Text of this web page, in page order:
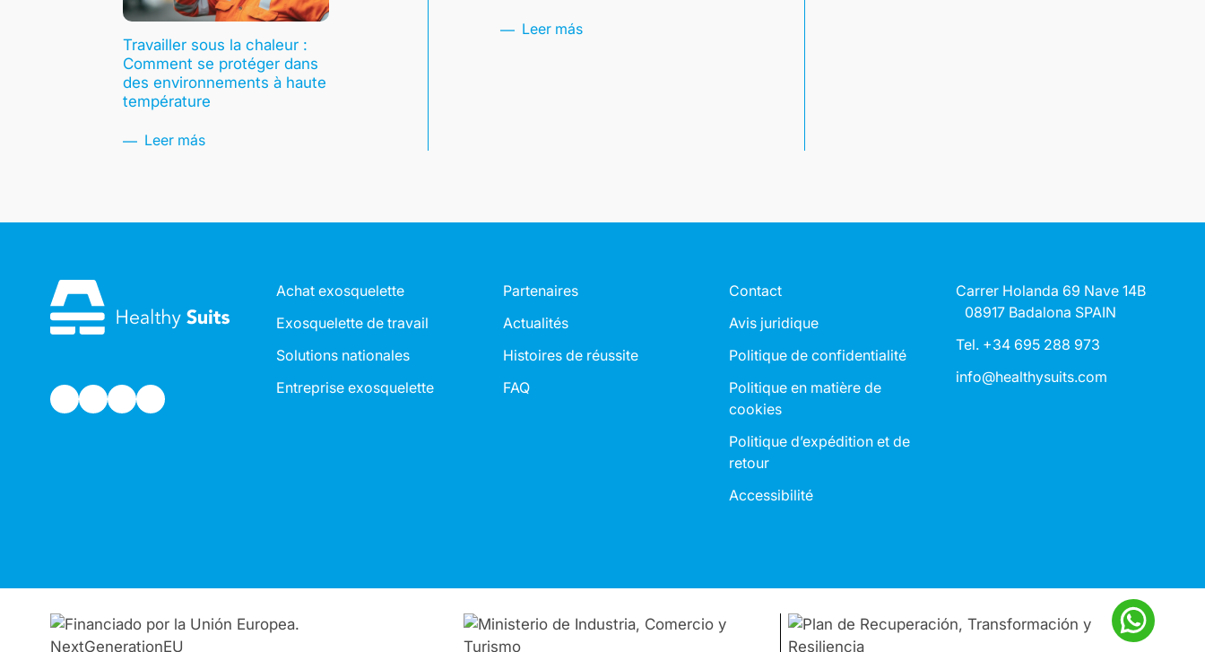
Travailler sous la chaleur :
Comment se protéger dans
des environnements à haute
température
Leer más
Leer más
Achat exosquelette
Exosquelette de travail
Solutions nationales
Entreprise exosquelette
Partenaires
Actualités
Histoires de réussite
FAQ
Contact
Avis juridique
Politique de confidentialité
Politique en matière de
cookies
Politique d’expédition et de
retour
Accessibilité
Carrer Holanda 69 Nave 14B
08917 Badalona SPAIN
Tel. +34 695 288 973
info@healthysuits.com